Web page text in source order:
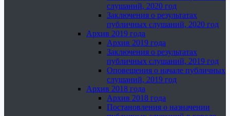
слушаний, 2020 год
Заключения о результатах
публичных слушаний, 2020 год
Архив 2019 года
Архив 2019 года
Заключения о результатах
публичных слушаний, 2019 год
Оповещения о начале публичных
слушаний, 2019 год
Архив 2018 года
Архив 2018 года
Постановления о назначении